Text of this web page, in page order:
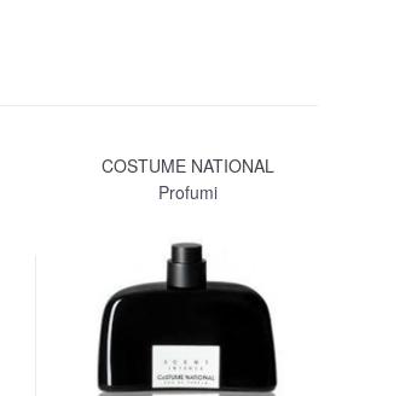
COSTUME NATIONAL
Profumi